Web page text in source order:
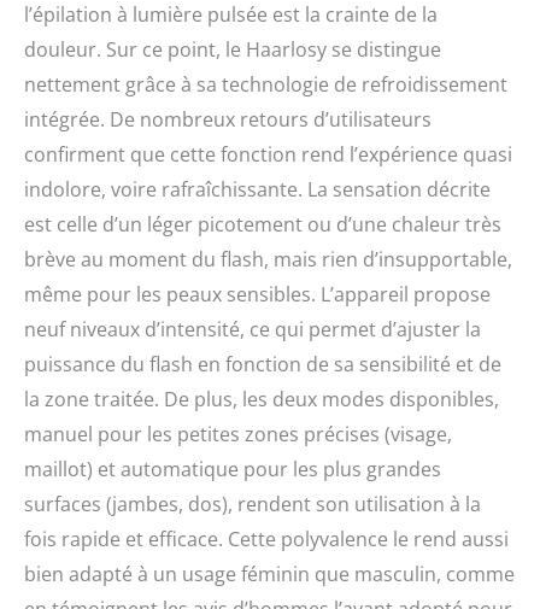
l’épilation à lumière pulsée est la crainte de la
douleur. Sur ce point, le Haarlosy se distingue
nettement grâce à sa technologie de refroidissement
intégrée. De nombreux retours d’utilisateurs
confirment que cette fonction rend l’expérience quasi
indolore, voire rafraîchissante. La sensation décrite
est celle d’un léger picotement ou d’une chaleur très
brève au moment du flash, mais rien d’insupportable,
même pour les peaux sensibles. L’appareil propose
neuf niveaux d’intensité, ce qui permet d’ajuster la
puissance du flash en fonction de sa sensibilité et de
la zone traitée. De plus, les deux modes disponibles,
manuel pour les petites zones précises (visage,
maillot) et automatique pour les plus grandes
surfaces (jambes, dos), rendent son utilisation à la
fois rapide et efficace. Cette polyvalence le rend aussi
bien adapté à un usage féminin que masculin, comme